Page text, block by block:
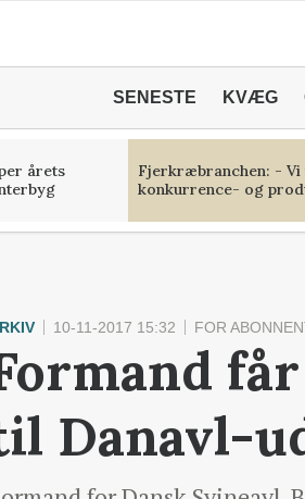
SENESTE KVÆG
årets
Fjerkræbranchen: - Vi
konkurrence- og
10-11-2017 15:32 FOR
Danavl-